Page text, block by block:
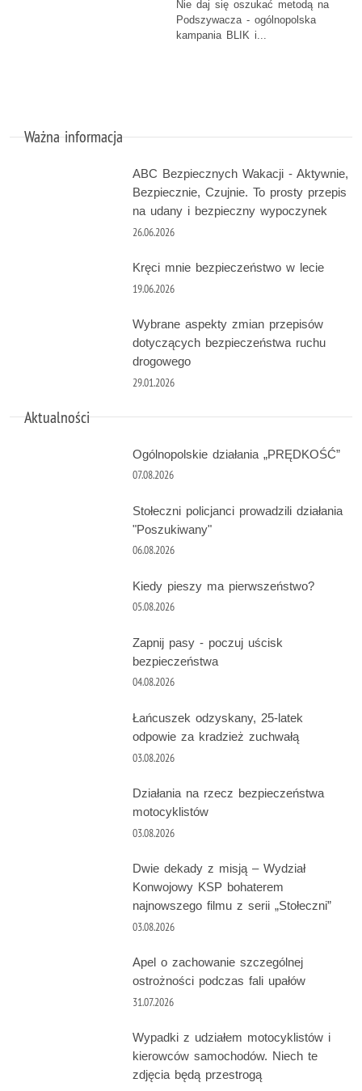
Nie daj się oszukać metodą na
Podszywacza - ogólnopolska
kampania BLIK i...
Ważna informacja
ABC Bezpiecznych Wakacji - Aktywnie,
Bezpiecznie, Czujnie. To prosty przepis
na udany i bezpieczny wypoczynek
26.06.2026
Kręci mnie bezpieczeństwo w lecie
19.06.2026
Wybrane aspekty zmian przepisów
dotyczących bezpieczeństwa ruchu
drogowego
29.01.2026
Aktualności
Ogólnopolskie działania „PRĘDKOŚĆ”
07.08.2026
Stołeczni policjanci prowadzili działania
"Poszukiwany"
06.08.2026
Kiedy pieszy ma pierwszeństwo?
05.08.2026
Zapnij pasy - poczuj uścisk
bezpieczeństwa
04.08.2026
Łańcuszek odzyskany, 25-latek
odpowie za kradzież zuchwałą
03.08.2026
Działania na rzecz bezpieczeństwa
motocyklistów
03.08.2026
Dwie dekady z misją – Wydział
Konwojowy KSP bohaterem
najnowszego filmu z serii „Stołeczni”
03.08.2026
Apel o zachowanie szczególnej
ostrożności podczas fali upałów
31.07.2026
Wypadki z udziałem motocyklistów i
kierowców samochodów. Niech te
zdjęcia będą przestrogą